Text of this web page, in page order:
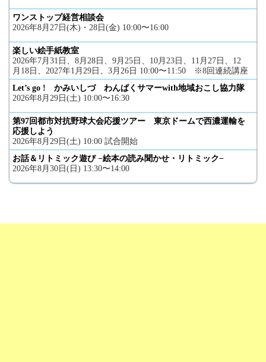
ワンストップ経営相談会
2026年8月27日(木)・28日(金) 10:00〜16:00
楽しい絵手紙教室
2026年7月31日、8月28日、9月25日、10月23日、11月27日、12
月18日、2027年1月29日、3月26日 10:00〜11:50 ※8回連続講座
Let’s go ! かみいしづ わんぱくサマーwith地域おこし協力隊
2026年8月29日(土) 10:00〜16:30
第97回都市対抗野球大会応援ツアー 東京ドームで西濃運輸を
応援しよう
2026年8月29日(土) 10:00 試合開始
お話＆リトミック遊び −絵本の読み聞かせ・リトミック−
2026年8月30日(日) 13:30〜14:00